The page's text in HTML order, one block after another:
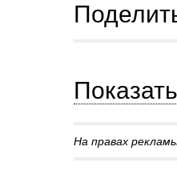
На правах